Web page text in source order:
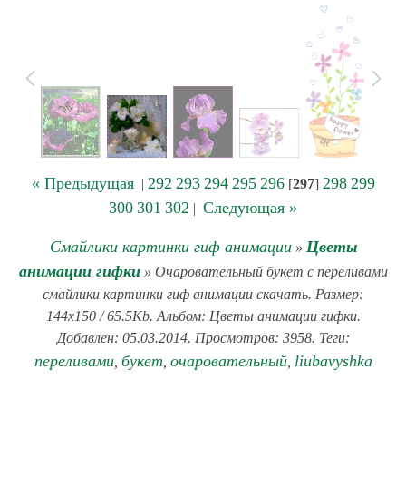
« Предыдущая| 292 293 294 295 296[297] 298 299
300 301 302 | Следующая »
Смайлики картинки гиф анимации» Цветы
анимации гифки» Очаровательный букет с переливами
смайлики картинки гиф анимации скачать. Размер:
144x150 / 65.5Kb. Альбом: Цветы анимации гифки.
Добавлен: 05.03.2014. Просмотров: 3958. Теги:
переливами, букет очаровательный, liubavyshka